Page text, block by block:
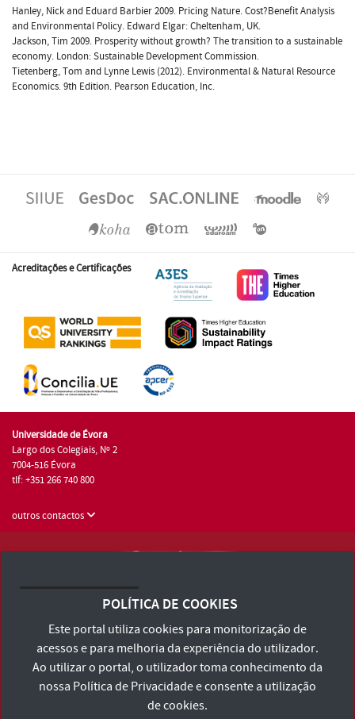
Hanley, Nick and Eduard Barbier 2009. Pricing Nature. Cost?Benefit Analysis
and Environmental Policy. Edward Elgar: Cheltenham, UK.
Jackson, Tim 2009. Prosperity without growth? The transition to a sustainable
economy. London: Sustainable Development Commission.
Tietenberg, Tom and Lynne Lewis (2012). Environmental & Natural Resource
Economics. 9th Edition. Pearson Education, Inc.
Acreditações e Certificações
Universidade de Évora
Largo dos Colegiais, Nº 2
7004-516 Évora
tlf: +351 266 740 800
outros contactos
Consulte os Termos e Condições e Política de Privacidade
Declaração de Acessibilidade
POLÍTICA DE COOKIES
Este portal utiliza cookies para monitorização de
acessos e para melhoria da experiência do utilizador.
Ao utilizar o portal, o utilizador toma conhecimento da
nossa Política de Privacidadee consente a utilização
de cookies.